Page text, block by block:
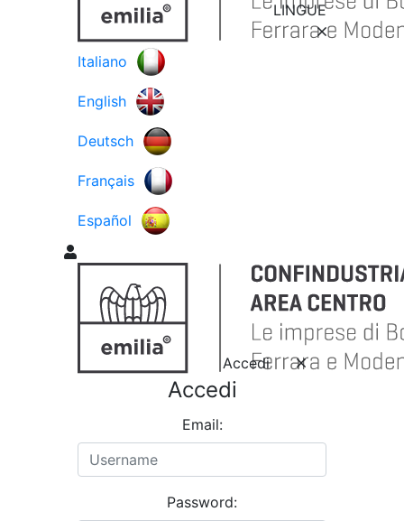
LINGUE
Italiano
English
Deutsch
Français
Español
Accedi
Accedi
Email:
Password: